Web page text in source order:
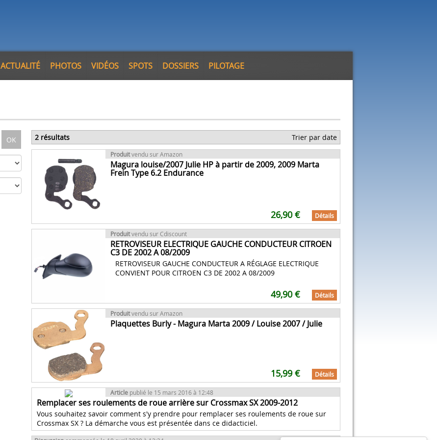
ACTUALITÉ PHOTOS VIDÉOS SPOTS DOSSIERS PILOTAGE
OK 2 résultats Trier par date
Produitvendu sur Amazon
Magura louise/2007 Julie HP à partir de 2009, 2009 Marta
Frein Type 6.2 Endurance
26,90 € Détails
Produitvendu sur Cdiscount
RETROVISEUR ELECTRIQUE GAUCHE CONDUCTEUR CITROEN
C3 DE 2002 A 08/2009
RETROVISEUR GAUCHE CONDUCTEUR A RÉGLAGE ELECTRIQUE
CONVIENT POUR CITROEN C3 DE 2002 A 08/2009
49,90 € Détails
Produitvendu sur Amazon
Plaquettes Burly - Magura Marta 2009 / Louise 2007 / Julie
15,99 € Détails
Article publié le 15 mars 2016 à 12:48
Remplacer ses roulements de roue arrière sur Crossmax SX 2009-2012
Vous souhaitez savoir comment s'y prendre pour remplacer ses roulements de roue sur
Crossmax SX ? La démarche vous est présentée dans ce didacticiel.